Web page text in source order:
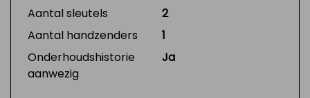
Aantal sleutels
2
Aantal handzenders
1
Onderhoudshistorie
aanwezig
Ja